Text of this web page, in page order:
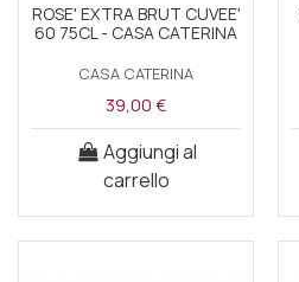
ROSE' EXTRA BRUT CUVEE'
60 75CL - CASA CATERINA
CASA CATERINA
39,00 €
Aggiungi al
carrello